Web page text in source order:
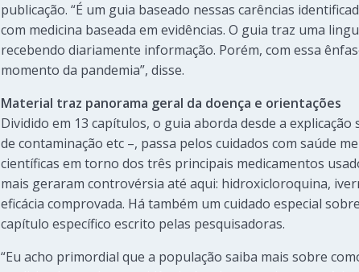
publicação. “É um guia baseado nessas carências
com medicina baseada em evidências. O guia traz uma
recebendo diariamente informação. Porém, com essa
momento da pandemia”, disse.
Material traz panorama geral da doença e orientações
Dividido em 13 capítulos, o guia aborda desde a
de contaminação etc –, passa pelos cuidados com saúde
científicas em torno dos três principais medicamentos
mais geraram controvérsia até aqui: hidroxicloroquina,
eficácia comprovada. Há também um cuidado especial
capítulo específico escrito pelas pesquisadoras.
“Eu acho primordial que a população saiba mais sobre